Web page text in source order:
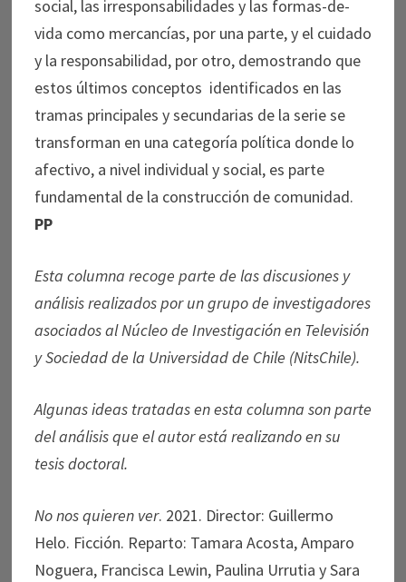
social, las irresponsabilidades y las formas-de-
vida como mercancías, por una parte, y el cuidado
y la responsabilidad, por otro, demostrando que
estos últimos conceptos identificados en las
tramas principales y secundarias de la serie se
transforman en una categoría política donde lo
afectivo, a nivel individual y social, es parte
fundamental de la construcción de comunidad.
PP
Esta columna recoge parte de las discusiones y
análisis realizados por un grupo de investigadores
asociados al Núcleo de Investigación en Televisión
y Sociedad de la Universidad de Chile (NitsChile).
Algunas ideas tratadas en esta columna son parte
del análisis que el autor está realizando en su
tesis doctoral.
No nos quieren ver. 2021. Director: Guillermo
Helo. Ficción. Reparto: Tamara Acosta, Amparo
Noguera, Francisca Lewin, Paulina Urrutia y Sara